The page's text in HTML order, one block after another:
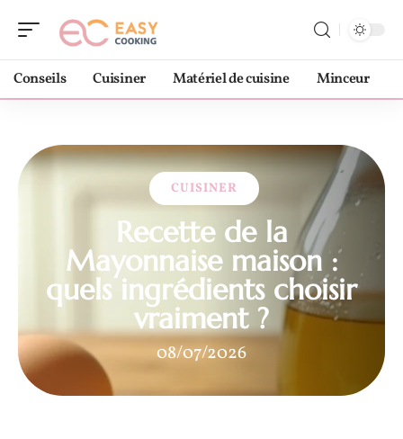
Conseils Cuisiner Matériel de cuisine Minceur
CUISINER
Recette de la
Mayonnaise maison :
quels ingrédients choisir
vraiment ?
08/07/2026